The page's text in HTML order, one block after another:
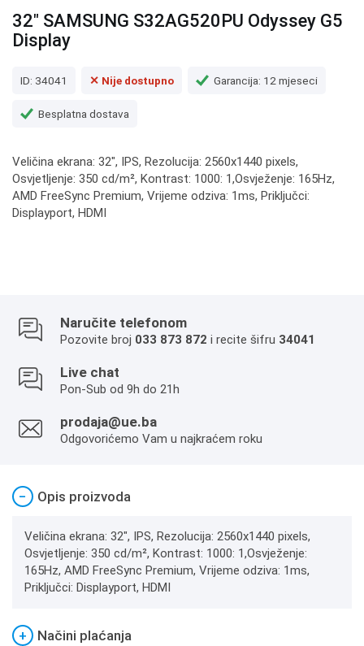
32" SAMSUNG S32AG520PU Odyssey G5
Display
ID: 34041 ✕ Nije dostupno Garancija: 12 mjeseci
Besplatna dostava
Veličina ekrana: 32", IPS, Rezolucija: 2560x1440 pixels,
Osvjetljenje: 350 cd/m², Kontrast: 1000: 1,Osvježenje: 165Hz,
AMD FreeSync Premium, Vrijeme odziva: 1ms, Priključci:
Displayport, HDMI
Naručite telefonom
Pozovite broj 033 873 872 i recite šifru 34041
Live chat
Pon-Sub od 9h do 21h
prodaja@ue.ba
Odgovorićemo Vam u najkraćem roku
− Opis proizvoda
Veličina ekrana: 32", IPS, Rezolucija: 2560x1440 pixels,
Osvjetljenje: 350 cd/m², Kontrast: 1000: 1,Osvježenje:
165Hz, AMD FreeSync Premium, Vrijeme odziva: 1ms,
Priključci: Displayport, HDMI
+
Načini plaćanja